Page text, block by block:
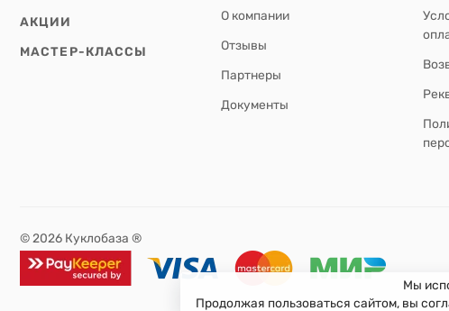
АКЦИИ
МАСТЕР-КЛАССЫ
О компании
Отзывы
Партнеры
Документы
© 2026 Куклобаза ®
Мы
Продолжая пользоваться сайтом, вы